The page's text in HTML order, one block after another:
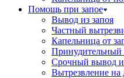
Помощь при запое
Вывод из запоя
Частный
Капельница от
Принудительный
Срочный вывод
Вытрезвление на